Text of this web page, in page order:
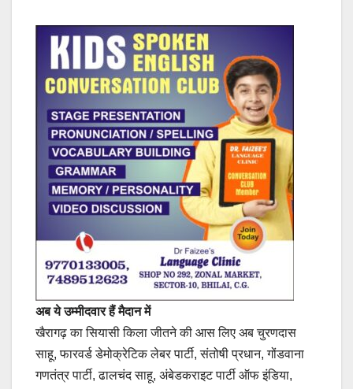
अब ये उम्मीदवार हैं मैदान में
खैरागढ़ का सियासी किला जीतने की आस लिए अब चुरणदास
साहू, फारवर्ड डेमोक्रेटिक लेबर पार्टी, संतोषी प्रधान, गोंडवाना
गणतंत्र पार्टी, ढालचंद साहू, अंबेडकराइट पार्टी ऑफ इंडिया,